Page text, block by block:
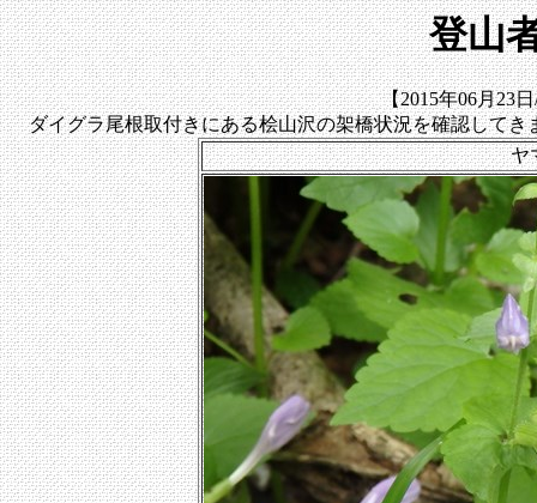
登山
【2015年06月23
ダイグラ尾根取付きにある桧山沢の架橋状況を確認してき
ヤ